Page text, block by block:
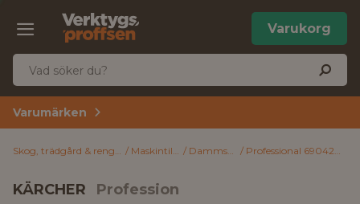
Varukorg
Varumärken
Skog, trädgård & rengöring Maskintillbehör Dammsugarpåsar Professional 69042080 Kärcher Filterpåse 5-pack
KÄRCHER
Professional